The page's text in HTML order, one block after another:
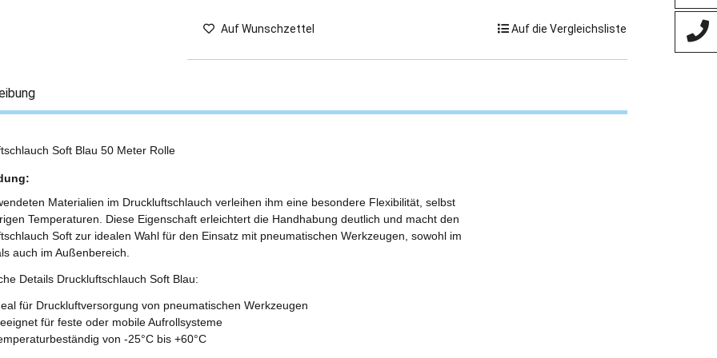
Auf Wunschzettel Auf die Vergleichsliste
Soft Blau 50 Meter Rolle
Materialien im Druckluftschlauch verleihen ihm eine besondere Flexibilität, selbst
Temperaturen. Diese Eigenschaft erleichtert die Handhabung deutlich und macht den
Soft zur idealen Wahl für den Einsatz mit pneumatischen Werkzeugen, sowohl im
auch im Außenbereich.
Details Druckluftschlauch Soft Blau:
für Druckluftversorgung von pneumatischen Werkzeugen
für feste oder mobile Aufrollsysteme
von -25°C bis +60°C